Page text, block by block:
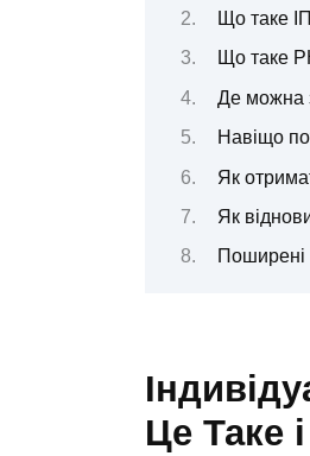
Що таке
Що таке
Де можна
Навіщо
Як
Як
Поширені
Це Таке